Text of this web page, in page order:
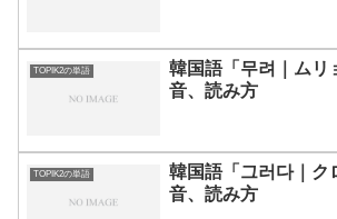
TOPIK2の単語
韓国語「무려｜ムリ
音、読み方
TOPIK2の単語
韓国語「그러다｜ク
音、読み方